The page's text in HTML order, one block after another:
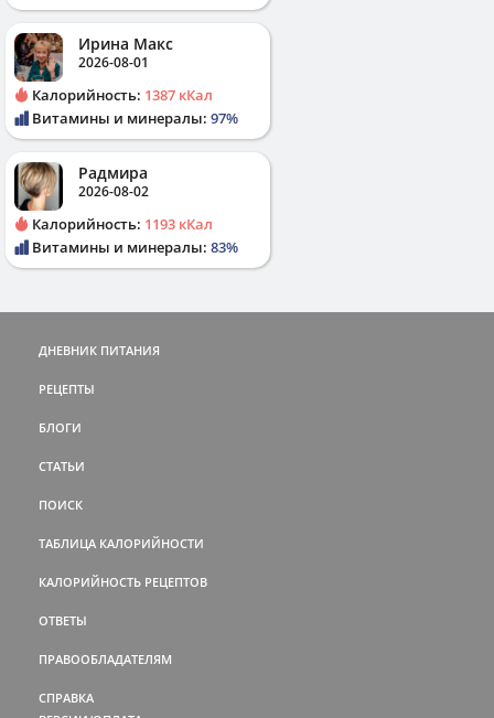
Ирина Макс
2026-08-01
Калорийность: 1387 кКал
Витамины и минералы: 97%
Радмира
2026-08-02
Калорийность: 1193 кКал
Витамины и минералы: 83%
ДНЕВНИК ПИТАНИЯ
РЕЦЕПТЫ
БЛОГИ
СТАТЬИ
ПОИСК
ТАБЛИЦА КАЛОРИЙНОСТИ
КАЛОРИЙНОСТЬ РЕЦЕПТОВ
ОТВЕТЫ
ПРАВООБЛАДАТЕЛЯМ
СПРАВКА